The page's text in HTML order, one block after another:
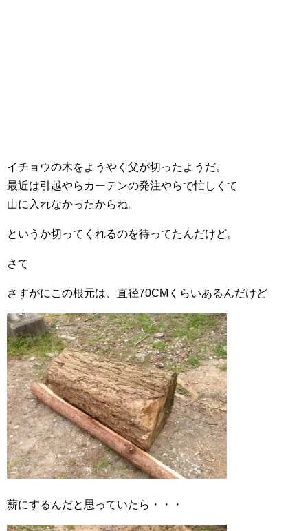
イチョウの木をようやく父が切ったようだ。
最近は引越やらカーテンの発注やらで忙しくて
山に入れなかったからね。
というか切ってくれるのを待ってたんだけど。
さて
さすがにこの根元は、直径70CMくらいあるんだけど
薪にするんだと思っていたら・・・